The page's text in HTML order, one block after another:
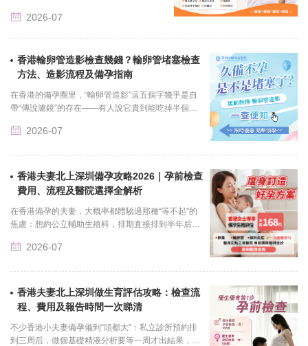
結果太難看被護士投來異樣眼光，還有人
2026-07
香港輸卵管造影檢查幾錢？輸卵管堵塞檢查
方法、造影流程及備孕指南
在香港的備孕圈里，“輸卵管造影”這五個字幾乎是自
帶“傳說濾鏡”的存在——有人說它貴到能吃掉半個月
做完當月就能......
2026-07
香港夫妻北上深圳備孕攻略2026｜孕前檢查
費用、流程及醫院選擇全解析
在香港備孕的夫妻，大概率都體驗過那種“等不起”的
焦慮：想約公立輔助生殖科，排期直接排到半年后，
千港幣，連個普......
2026-07
香港夫妻北上深圳做生育評估攻略：檢查流
程、費用及報告時間一次睇清
不少香港小夫妻備孕備到“頭都大”：私立診所預約排
到三周后，做個基礎精液分析要等一周才出結果，公